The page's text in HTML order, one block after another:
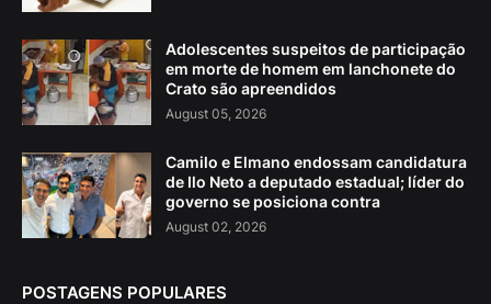
Adolescentes suspeitos de participação
em morte de homem em lanchonete do
Crato são apreendidos
August 05, 2026
Camilo e Elmano endossam candidatura
de Ilo Neto a deputado estadual; líder do
governo se posiciona contra
August 02, 2026
POSTAGENS POPULARES